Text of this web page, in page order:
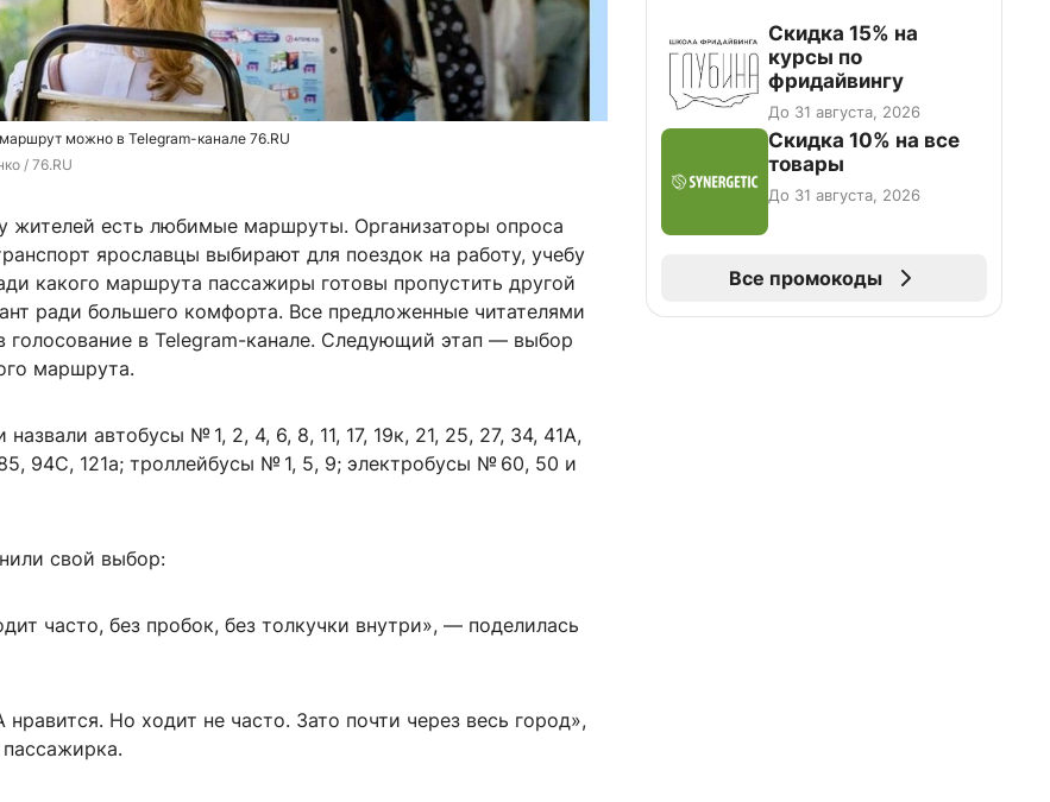
можно в Telegram-канале 76.RU
/ 76.RU
жителей есть любимые маршруты. Организаторы опроса
ярославцы выбирают для поездок на работу, учебу
какого маршрута пассажиры готовы пропустить другой
ради большего комфорта. Все предложенные читателями
голосование в Telegram-канале. Следующий этап — выбор
маршрута.
автобусы № 1, 2, 4, 6, 8, 11, 17, 19к, 21, 25, 27, 34, 41А,
94С, 121а; троллейбусы № 1, 5, 9; электробусы № 60, 50 и
свой выбор:
часто, без пробок, без толкучки внутри», — поделилась
нравится. Но ходит не часто. Зато почти через весь город»,
Скидка 15% на
курсы по
фридайвингу
До 31 августа, 2026
Скидка 10% на все
товары
До 31 августа, 2026
Все промокоды